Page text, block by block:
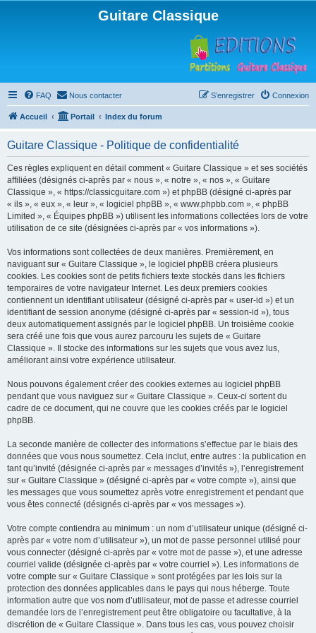
Guitare Classique
FAQ Nous contacter Connexion
S’enregistrer
Accueil Portail Index du forum
Guitare Classique - Politique de confidentialité
Ces règles expliquent en détail comment « Guitare Classique » et ses sociétés
affiliées (désignés ci-après par « nous », « notre », « nos », « Guitare
Classique », « https://classicguitare.com ») et phpBB (désigné ci-après par
« ils », « eux », « leur », « logiciel phpBB », « www.phpbb.com », « phpBB
Limited », « Équipes phpBB ») utilisent les informations collectées lors de votre
utilisation de ce site (désignées ci-après par « vos informations »).
Vos informations sont collectées de deux manières. Premièrement, en
naviguant sur « Guitare Classique », le logiciel phpBB créera plusieurs
cookies. Les cookies sont de petits fichiers texte stockés dans les fichiers
temporaires de votre navigateur Internet. Les deux premiers cookies
contiennent un identifiant utilisateur (désigné ci-après par « user-id ») et un
identifiant de session anonyme (désigné ci-après par « session-id »), tous
deux automatiquement assignés par le logiciel phpBB. Un troisième cookie
sera créé une fois que vous aurez parcouru les sujets de « Guitare
Classique ». Il stocke des informations sur les sujets que vous avez lus,
améliorant ainsi votre expérience utilisateur.
Nous pouvons également créer des cookies externes au logiciel phpBB
pendant que vous naviguez sur « Guitare Classique ». Ceux-ci sortent du
cadre de ce document, qui ne couvre que les cookies créés par le logiciel
phpBB.
La seconde manière de collecter des informations s’effectue par le biais des
données que vous nous soumettez. Cela inclut, entre autres : la publication en
tant qu’invité (désignée ci-après par « messages d’invités »), l’enregistrement
sur « Guitare Classique » (désigné ci-après par « votre compte »), ainsi que
les messages que vous soumettez après votre enregistrement et pendant que
vous êtes connecté (désignés ci-après par « vos messages »).
Votre compte contiendra au minimum : un nom d’utilisateur unique (désigné ci-
après par « votre nom d’utilisateur »), un mot de passe personnel utilisé pour
vous connecter (désigné ci-après par « votre mot de passe »), et une adresse
courriel valide (désignée ci-après par « votre courriel »). Les informations de
votre compte sur « Guitare Classique » sont protégées par les lois sur la
protection des données applicables dans le pays qui nous héberge. Toute
information autre que vos nom d’utilisateur, mot de passe et adresse courriel
demandée lors de l’enregistrement peut être obligatoire ou facultative, à la
discrétion de « Guitare Classique ». Dans tous les cas, vous pouvez choisir